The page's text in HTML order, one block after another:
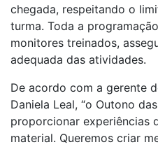
chegada, respeitando o
turma. Toda a
monitores treinados,
adequada das atividades.
De acordo com a gerente
Daniela Leal, “o Outono
proporcionar experiências
material. Queremos criar